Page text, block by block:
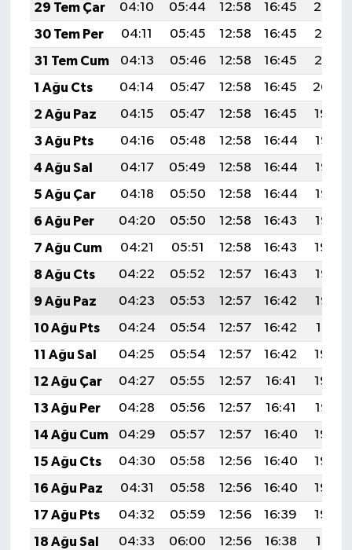
29 Tem Çar
04:10 05:44 12:58 16:45
20:02
30 Tem Per
04:11 05:45 12:58 16:45
20:01
31 Tem Cum
04:13 05:46 12:58 16:45
20:01
1 Ağu Cts
04:14 05:47 12:58 16:45
20:00
2 Ağu Paz
04:15 05:47 12:58 16:45
19:59
3 Ağu Pts
04:16 05:48 12:58 16:44
19:58
4 Ağu Sal
04:17 05:49 12:58 16:44
19:57
5 Ağu Çar
04:18 05:50 12:58 16:44
19:56
6 Ağu Per
04:20 05:50 12:58 16:43
19:55
7 Ağu Cum
04:21 05:51 12:58 16:43
19:54
8 Ağu Cts
04:22 05:52 12:57 16:43
19:53
9 Ağu Paz
04:23 05:53 12:57 16:42
19:52
10 Ağu Pts
04:24 05:54 12:57 16:42
19:51
11 Ağu Sal
04:25 05:54 12:57 16:42
19:50
12 Ağu Çar
04:27 05:55 12:57 16:41
19:48
13 Ağu Per
04:28 05:56 12:57 16:41
19:47
14 Ağu Cum
04:29 05:57 12:57 16:40
19:46
15 Ağu Cts
04:30 05:58 12:56 16:40
19:45
16 Ağu Paz
04:31 05:58 12:56 16:40
19:44
17 Ağu Pts
04:32 05:59 12:56 16:39
19:43
18 Ağu Sal
04:33 06:00 12:56 16:38
19:41